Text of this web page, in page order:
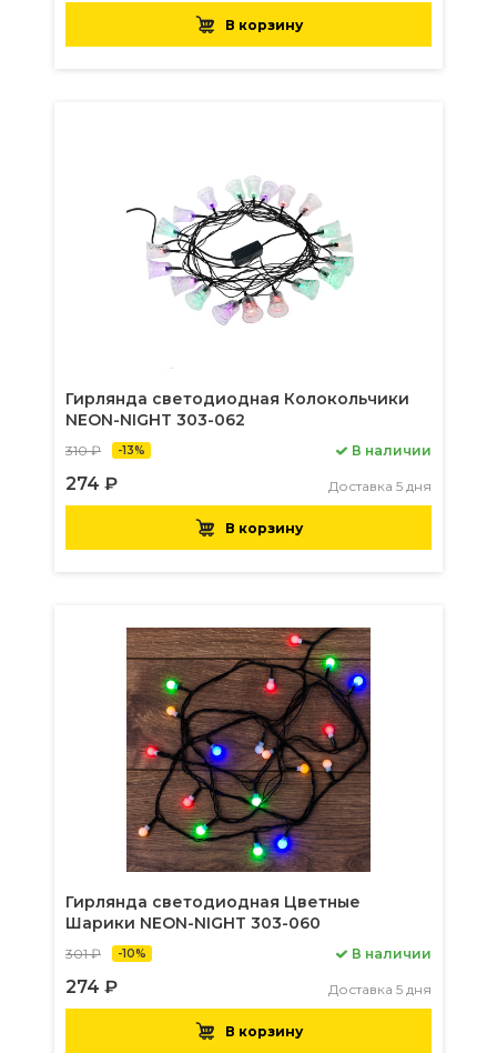
В корзину
Гирлянда светодиодная Колокольчики
NEON-NIGHT 303-062
310 ₽ -13%
274 ₽
В наличии
Доставка 5 дня
В корзину
Гирлянда светодиодная Цветные
Шарики NEON-NIGHT 303-060
301 ₽ -10%
274 ₽
В наличии
Доставка 5 дня
В корзину